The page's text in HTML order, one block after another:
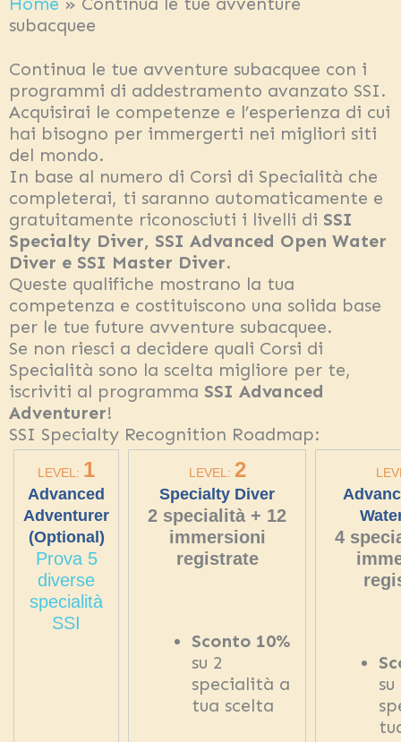
subacquee
Continua le tue avventure subacquee con i
programmi di addestramento avanzato SSI.
Acquisirai le competenze e l’esperienza di cui
hai bisogno per immergerti nei migliori siti
del mondo.
In base al numero di Corsi di Specialità che
completerai, ti saranno automaticamente e
gratuitamente riconosciuti i livelli di SSI
Specialty Diver, SSI Advanced Open Water
Diver e SSI Master Diver.
Queste qualifiche mostrano la tua
competenza e costituiscono una solida base
per le tue future avventure subacquee.
Se non riesci a decidere quali Corsi di
Specialità sono la scelta migliore per te,
iscriviti al programma SSI Advanced
Adventurer!
SSI Specialty Recognition Roadmap:
LEVEL: 1
Advanced
Adventurer
(Optional)
Prova 5
diverse
specialità
SSI
LEVEL: 2
Specialty Diver
2 specialità + 12
immersioni
registrate
Sconto 10%
su 2
specialità a
tua scelta
4
su